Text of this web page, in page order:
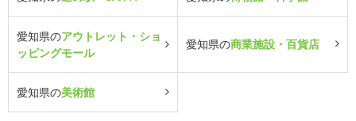
愛知県のアウトレット・ショ
ッピングモール
愛知県の商業施設・百貨店
愛知県の美術館